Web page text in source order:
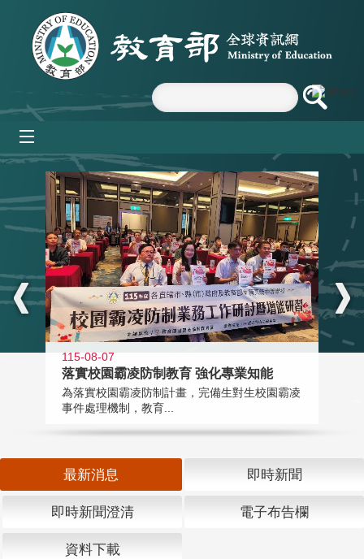
跳到主要內容區塊
:::
115-08-07
落實校園霸凌防制教育 強化專業知能
為落實校園霸凌防制計畫，完備生對生校園霸凌
事件處理機制，教育...
最新消息 即時新聞
即時新聞澄清 電子布告欄
資料下載